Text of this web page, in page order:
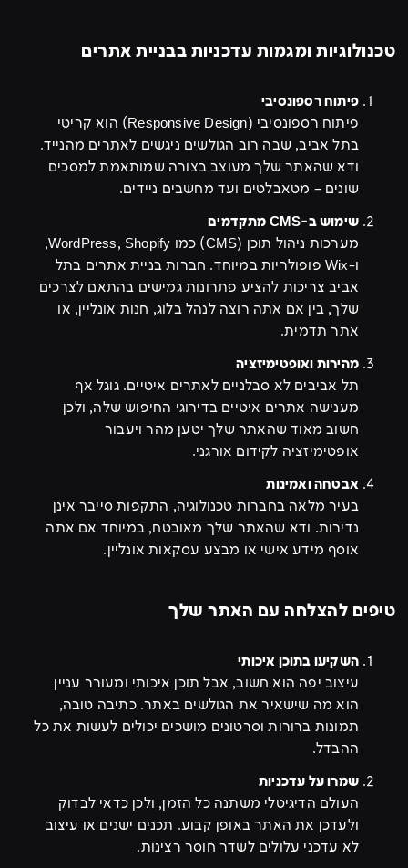
טכנולוגיות ומגמות עדכניות בבניית אתרים
פיתוח רספונסיבי
פיתוח רספונסיבי (Responsive Design) הוא קריטי
בתל אביב, שבה רוב הגולשים ניגשים לאתרים מהנייד.
ודא שהאתר שלך מעוצב בצורה שמותאמת למסכים
שונים – מטאבלטים ועד מחשבים ניידים.
שימוש ב-CMS מתקדמים
מערכות ניהול תוכן (CMS) כמו WordPress, Shopify,
ו-Wix פופולריות במיוחד. חברות בניית אתרים בתל
אביב צריכות להציע פתרונות גמישים בהתאם לצרכים
שלך, בין אם אתה רוצה לנהל בלוג, חנות אונליין, או
אתר תדמית.
מהירות ואופטימיזציה
תל אביבים לא סבלניים לאתרים איטיים. גוגל אף
מענישה אתרים איטיים בדירוגי החיפוש שלה, ולכן
חשוב מאוד שהאתר שלך יטען מהר ויעבור
אופטימיזציה לקידום אורגני.
אבטחה ואמינות
בעיר מלאה בחברות טכנולוגיה, התקפות סייבר אינן
נדירות. ודא שהאתר שלך מאובטח, במיוחד אם אתה
אוסף מידע אישי או מבצע עסקאות אונליין.
טיפים להצלחה עם האתר שלך
השקיעו בתוכן איכותי
עיצוב יפה הוא חשוב, אבל תוכן איכותי ומעורר עניין
הוא מה שישאיר את הגולשים באתר. כתיבה טובה,
תמונות ברורות וסרטונים מושכים יכולים לעשות את כל
ההבדל.
שמרו על עדכניות
העולם הדיגיטלי משתנה כל הזמן, ולכן כדאי לבדוק
ולעדכן את האתר באופן קבוע. תכנים ישנים או עיצוב
לא עדכני עלולים לשדר חוסר רצינות.